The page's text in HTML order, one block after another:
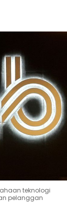
teknologi
pelanggan